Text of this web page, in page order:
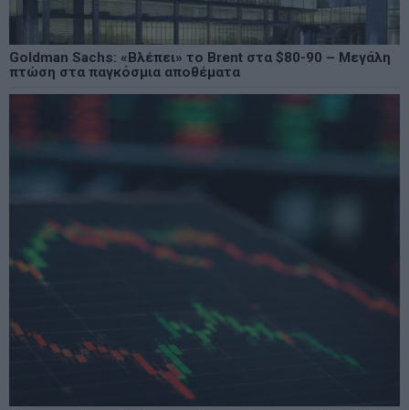
Goldman Sachs: «Βλέπει» το Brent στα $80-90 – Μεγάλη
πτώση στα παγκόσμια αποθέματα